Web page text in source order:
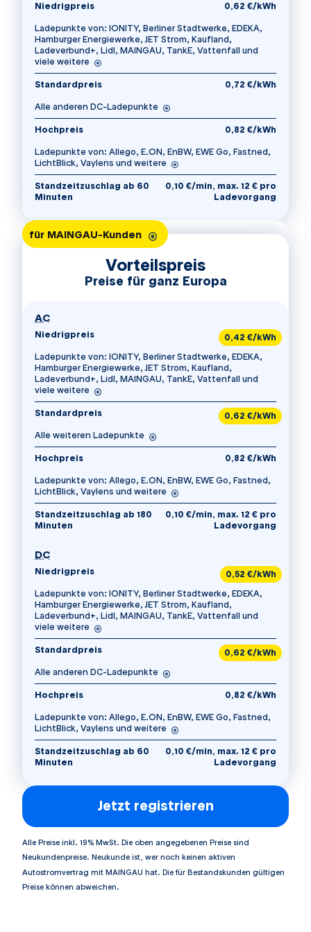
Niedrigpreis 0,62 €/kWh
Ladepunkte von: IONITY, Berliner Stadtwerke, EDEKA,
Hamburger Energiewerke, JET Strom, Kaufland,
Ladeverbund+, Lidl, MAINGAU, TankE, Vattenfall und
viele weitere
Standardpreis 0,72 €/kWh
Alle anderen DC-Ladepunkte
Hochpreis 0,82 €/kWh
Ladepunkte von: Allego, E.ON, EnBW, EWE Go, Fastned,
LichtBlick, Vaylens und weitere
Standzeitzuschlag ab 60
Minuten
0,10 €/min, max. 12 € pro
Ladevorgang
Besonders gekennzeichneter Tarif:
für MAINGAU-Kunden
Vorteilspreis
Preise für ganz Europa
AC
für Vorteilspreis
Niedrigpreis
0,42 €/kWh
Ladepunkte von: IONITY, Berliner Stadtwerke, EDEKA,
Hamburger Energiewerke, JET Strom, Kaufland,
Ladeverbund+, Lidl, MAINGAU, TankE, Vattenfall und
viele weitere
Standardpreis
0,62 €/kWh
Alle weiteren Ladepunkte
Hochpreis 0,82 €/kWh
Ladepunkte von: Allego, E.ON, EnBW, EWE Go, Fastned,
LichtBlick, Vaylens und weitere
Standzeitzuschlag ab 180
Minuten
0,10 €/min, max. 12 € pro
Ladevorgang
DC
für Vorteilspreis
Niedrigpreis
0,52 €/kWh
Ladepunkte von: IONITY, Berliner Stadtwerke, EDEKA,
Hamburger Energiewerke, JET Strom, Kaufland,
Ladeverbund+, Lidl, MAINGAU, TankE, Vattenfall und
viele weitere
Standardpreis
0,62 €/kWh
Alle anderen DC-Ladepunkte
Hochpreis 0,82 €/kWh
Ladepunkte von: Allego, E.ON, EnBW, EWE Go, Fastned,
LichtBlick, Vaylens und weitere
Standzeitzuschlag ab 60
Minuten
0,10 €/min, max. 12 € pro
Ladevorgang
Jetzt registrieren
Alle Preise inkl. 19% MwSt. Die oben angegebenen Preise sind
Neukundenpreise. Neukunde ist, wer noch keinen aktiven
Autostromvertrag mit MAINGAU hat. Die für Bestandskunden gültigen
Preise können abweichen.